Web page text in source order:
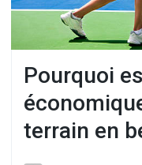
Pourquoi
terrain en